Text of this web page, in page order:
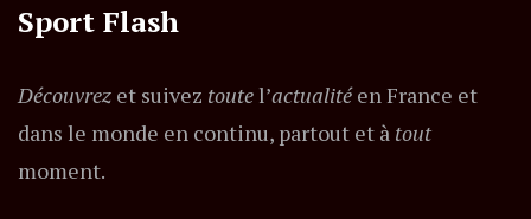
Sport Flash
Découvrez et suivez toutel’actualitéen France et
dans le monde en continu, partout et à tout
moment.